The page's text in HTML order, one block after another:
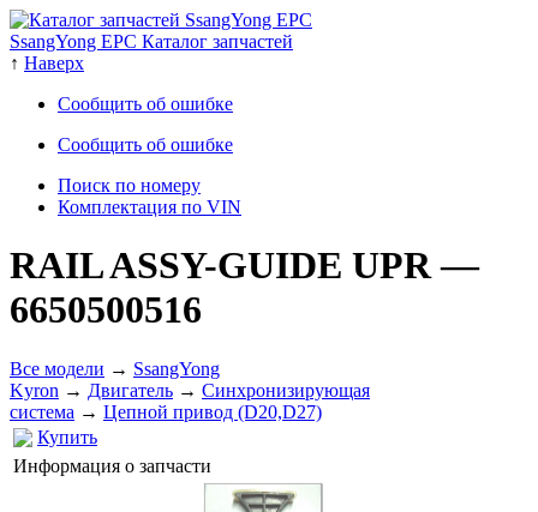
SsangYong EPC Каталог запчастей
↑ Наверх
Сообщить об ошибке
Сообщить об ошибке
Поиск по номеру
Комплектация по VIN
RAIL ASSY-GUIDE UPR—
6650500516
Все модели → SsangYong
Kyron → Двигатель → Cинхронизирующая
система → Цепной привод (D20,D27)
Купить
Информация о запчасти